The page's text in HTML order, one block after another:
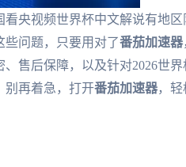
央视频世界杯中文解说有地区
问题，只要用对了番茄加速器
售后保障，以及针对2026世界
别再着急，打开番茄加速器，轻